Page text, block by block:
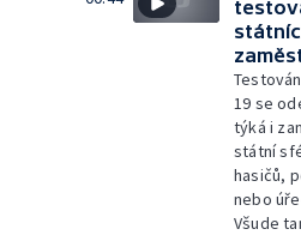
19 se
týká i
státní
hasičů,
nebo
Všude